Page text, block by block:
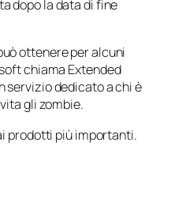
dopo la data di fine
ottenere per alcuni
chiama Extended
servizio dedicato a chi è
gli zombie.
prodotti più importanti.